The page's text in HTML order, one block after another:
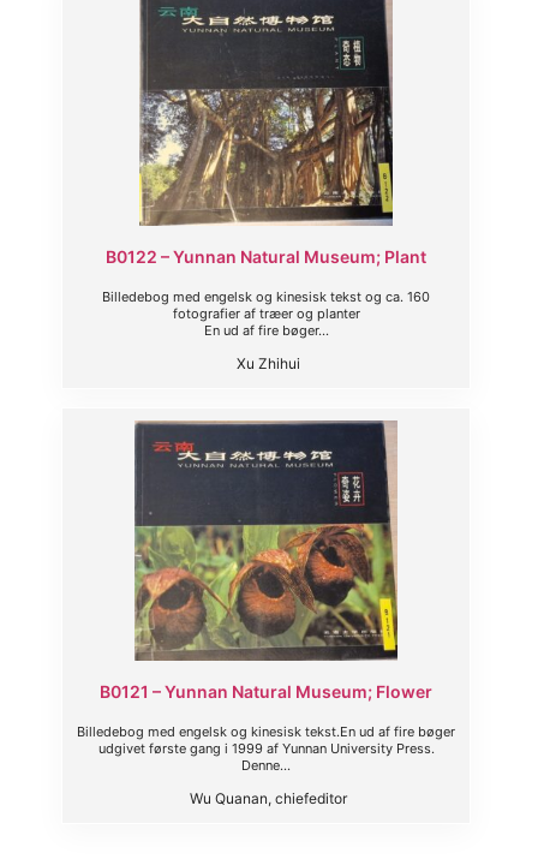
B0122 – Yunnan Natural Museum; Plant
Billedebog med engelsk og kinesisk tekst og ca. 160
fotografier af træer og planter
En ud af fire bøger...
Xu Zhihui
B0121 – Yunnan Natural Museum; Flower
Billedebog med engelsk og kinesisk tekst.En ud af fire bøger
udgivet første gang i 1999 af Yunnan University Press.
Denne...
Wu Quanan, chiefeditor